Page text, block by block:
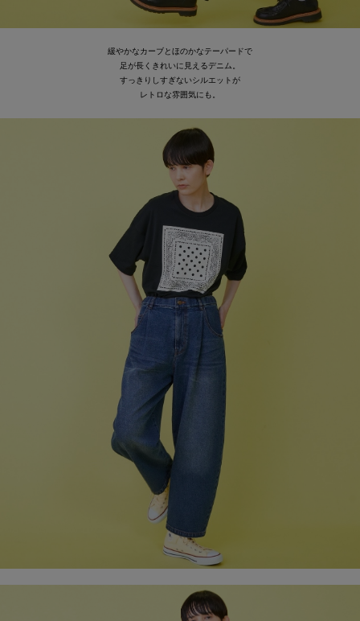
緩やかなカーブとほのかなテーパードで
足が長くきれいに見えるデニム。
すっきりしすぎないシルエットが
レトロな雰囲気にも。